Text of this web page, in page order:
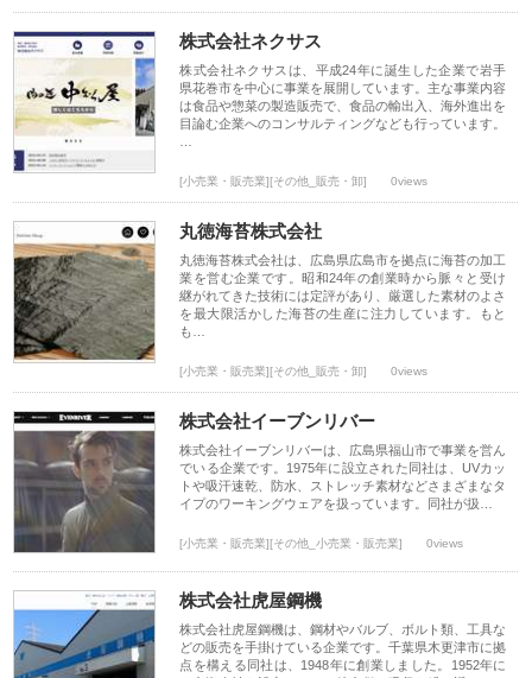
株式会社ネクサス
株式会社ネクサスは、平成24年に誕生した企業で岩手
県花巻市を中心に事業を展開しています。主な事業内容
は食品や惣菜の製造販売で、食品の輸出入、海外進出を
目論む企業へのコンサルティングなども行っています。
[小売業・販売業][その他_販売・卸] 0views
丸徳海苔株式会社
丸徳海苔株式会社は、広島県広島市を拠点に海苔の加工
業を営む企業です。昭和24年の創業時から脈々と受け
継がれてきた技術には定評があり、厳選した素材のよさ
を最大限活かした海苔の生産に注力しています。もと
も…
[小売業・販売業][その他_販売・卸] 0views
株式会社イーブンリバー
株式会社イーブンリバーは、広島県福山市で事業を営ん
でいる企業です。1975年に設立された同社は、UVカッ
トや吸汗速乾、防水、ストレッチ素材などさまざまなタ
イプのワーキングウェアを扱っています。同社が扱…
[小売業・販売業][その他_小売業・販売業] 0views
株式会社虎屋鋼機
株式会社虎屋鋼機は、鋼材やバルブ、ボルト類、工具な
どの販売を手掛けている企業です。千葉県木更津市に拠
点を構える同社は、1948年に創業しました。1952年に